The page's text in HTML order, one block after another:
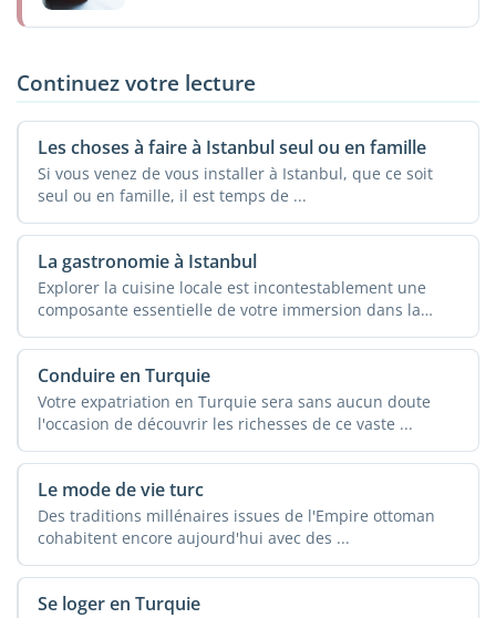
Continuez votre lecture
Les choses à faire à Istanbul seul ou en famille
Si vous venez de vous installer à Istanbul, que ce soit
seul ou en famille, il est temps de ...
La gastronomie à Istanbul
Explorer la cuisine locale est incontestablement une
composante essentielle de votre immersion dans la
culture de ...
Conduire en Turquie
Votre expatriation en Turquie sera sans aucun doute
l'occasion de découvrir les richesses de ce vaste ...
Le mode de vie turc
Des traditions millénaires issues de l'Empire ottoman
cohabitent encore aujourd'hui avec des ...
Se loger en Turquie